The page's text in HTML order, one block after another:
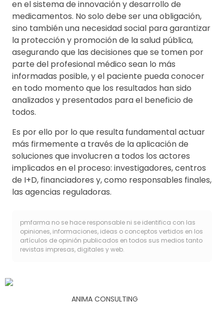
en el sistema de innovación y desarrollo de
medicamentos. No solo debe ser una obligación,
sino también una necesidad social para garantizar
la protección y promoción de la salud pública,
asegurando que las decisiones que se tomen por
parte del profesional médico sean lo más
informadas posible, y el paciente pueda conocer
en todo momento que los resultados han sido
analizados y presentados para el beneficio de
todos.
Es por ello por lo que resulta fundamental actuar
más firmemente a través de la aplicación de
soluciones que involucren a todos los actores
implicados en el proceso: investigadores, centros
de I+D, financiadores y, como responsables finales,
las agencias reguladoras.
pmfarma no se hace responsable ni se identifica con las
opiniones, informaciones, ideas o conceptos vertidos en los
artículos de opinión publicados en todos sus medios tanto
revistas impresas, digitales y web.
ANIMA CONSULTING